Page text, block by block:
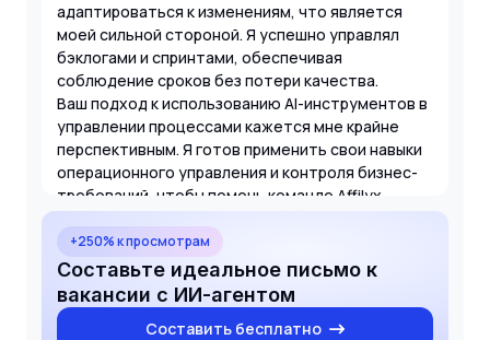
адаптироваться к изменениям, что является
моей сильной стороной. Я успешно управлял
бэклогами и спринтами, обеспечивая
соблюдение сроков без потери качества.
Ваш подход к использованию AI-инструментов в
управлении процессами кажется мне крайне
перспективным. Я готов применить свои навыки
операционного управления и контроля бизнес-
требований, чтобы помочь команде Affilyx
достигать поставленных целей и
масштабировать текущие веб-сервисы. Буду
рад обсудить, как мой опыт поможет сделать
ваши процессы еще более измеримыми и
эффективными.
+250% к просмотрам
Составьте идеальное письмо к
вакансии с ИИ-агентом
Составить бесплатно